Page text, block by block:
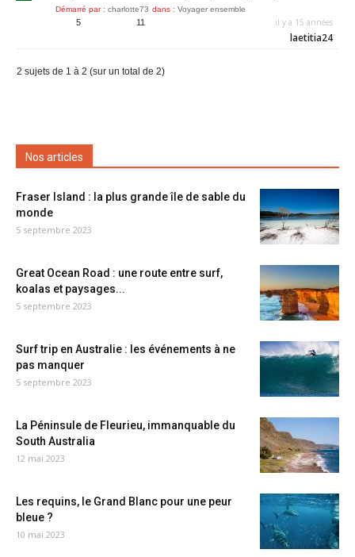
Démarré par : charlotte73 dans : Voyager ensemble
5 11 il y a 15 années
laetitia24
2 sujets de 1 à 2 (sur un total de 2)
Nos articles
Fraser Island : la plus grande île de sable du
monde
5 septembre 2023
Great Ocean Road : une route entre surf,
koalas et paysages...
5 septembre 2023
Surf trip en Australie : les événements à ne
pas manquer
5 septembre 2023
La Péninsule de Fleurieu, immanquable du
South Australia
12 mai 2023
Les requins, le Grand Blanc pour une peur
bleue ?
10 mai 2023